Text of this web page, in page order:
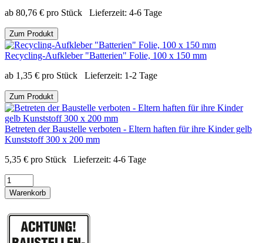
ab 80,76 € pro Stück Lieferzeit: 4-6 Tage
Zum Produkt
Recycling-Aufkleber "Batterien" Folie, 100 x 150 mm
ab 1,35 € pro Stück Lieferzeit: 1-2 Tage
Zum Produkt
Betreten der Baustelle verboten - Eltern haften für ihre Kinder gelb
Kunststoff 300 x 200 mm
5,35 € pro Stück Lieferzeit: 4-6 Tage
Warenkorb